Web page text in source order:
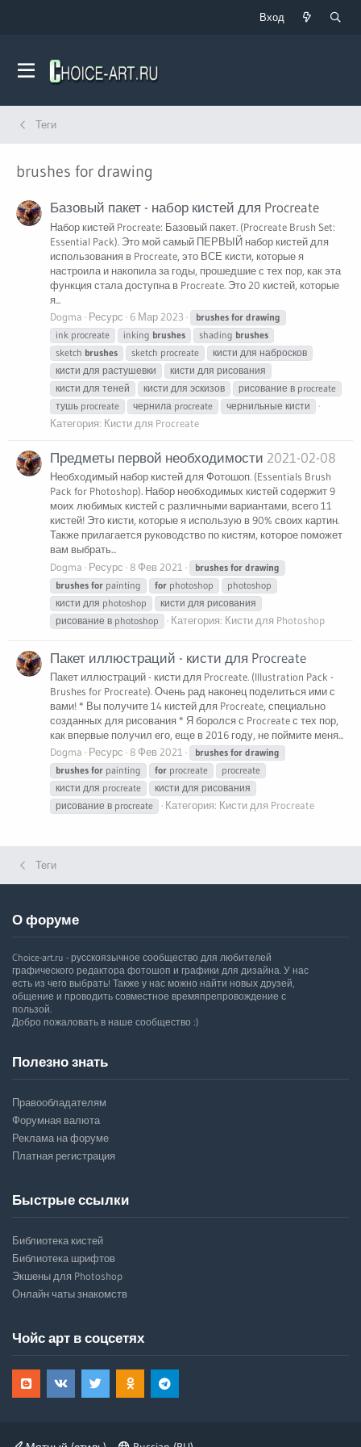
Вход
Теги
brushes for drawing
Базовый пакет - набор кистей для Procreate
Набор кистей Procreate: Базовый пакет. (Procreate Brush Set:
Essential Pack). Это мой самый ПЕРВЫЙ набор кистей для
использования в Procreate, это ВСЕ кисти, которые я
настроила и накопила за годы, прошедшие с тех пор, как эта
функция стала доступна в Procreate. Это 20 кистей, которые
я...
Dogma
Ресурс 6 Мар 2023 brushes for drawing
ink procreate
inking brushes shading brushes
sketch brushes sketch procreate
кисти для набросков
кисти для растушевки
кисти для рисования
кисти для теней
кисти для эскизов
рисование в procreate
тушь procreate
чернила procreate чернильные кисти
Категория: Кисти для Procreate
Предметы первой необходимости 2021-02-08
Необходимый набор кистей для Фотошоп. (Essentials Brush
Pack for Photoshop). Набор необходимых кистей содержит 9
моих любимых кистей с различными вариантами, всего 11
кистей! Это кисти, которые я использую в 90% своих картин.
Также прилагается руководство по кистям, которое поможет
вам выбрать...
Dogma
Ресурс 8 Фев 2021 brushes for drawing
brushes for painting for photoshop
photoshop
кисти для photoshop
кисти для рисования
рисование в photoshop
Категория: Кисти для Photoshop
Пакет иллюстраций - кисти для Procreate
Пакет иллюстраций - кисти для Procreate. (Illustration Pack -
Brushes for Procreate). Очень рад наконец поделиться ими с
вами! * Вы получите 14 кистей для Procreate, специально
созданных для рисования * Я боролся с Procreate с тех пор,
как впервые получил его, еще в 2016 году, не поймите меня...
Dogma
Ресурс 8 Фев 2021 brushes for drawing
brushes for painting for procreate
procreate
кисти для procreate
кисти для рисования
рисование в procreate
Категория: Кисти для Procreate
Теги
О форуме
Choice-art.ru - русскоязычное сообщество для любителей
графического редактора фотошоп и графики для дизайна. У нас
есть из чего выбрать! Также у нас можно найти новых друзей,
общение и проводить совместное времяпрепровождение с
пользой.
Добро пожаловать в наше сообщество :)
Полезно знать
Правообладателям
Форумная валюта
Реклама на форуме
Платная регистрация
Быстрые ссылки
Библиотека кистей
Библиотека шрифтов
Экшены для Photoshop
Онлайн чаты знакомств
Чойс арт в соцсетях